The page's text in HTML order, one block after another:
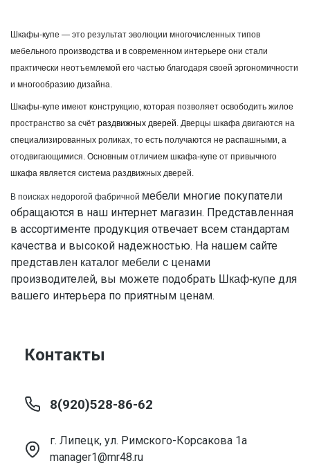
Шкафы-купе — это результат эволюции многочисленных типов
мебельного производства и в современном интерьере они стали
практически неотъемлемой его частью благодаря своей эргономичности
и многообразию дизайна.
Шкафы-купе имеют конструкцию, которая позволяет освободить жилое
пространство за счёт раздвижных дверей. Дверцы шкафа двигаются на
специализированных роликах, то есть получаются не распашными, а
отодвигающимися. Основным отличием шкафа-купе от привычного
шкафа является система раздвижных дверей.
В поисках недорогой фабричной мебели многие покупатели
обращаются в наш интернет магазин. Представленная
в ассортименте продукция отвечает всем стандартам
качества и высокой надежностью. На нашем сайте
представлен каталог мебели с ценами
производителей, вы можете подобрать Шкаф-купе для
вашего интерьера по приятным ценам.
Контакты
8(920)528-86-62
г. Липецк, ул. Римского-Корсакова 1а
manager1@mr48.ru